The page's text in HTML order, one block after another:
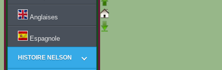
Anglaises
Espagnole
HISTOIRE NELSON